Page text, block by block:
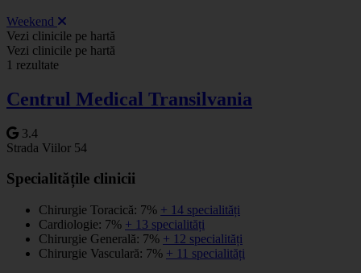
Weekend
+
−
Vezi clinicile pe hartă
Vezi clinicile pe hartă
1 rezultate
Centrul Medical Transilvania
3.4
Strada Viilor 54
Specialitățile clinicii
Chirurgie Toracică: 7% + 14 specialități
Cardiologie: 7% + 13 specialități
Chirurgie Generală: 7% + 12 specialități
Chirurgie Vasculară: 7% + 11 specialități